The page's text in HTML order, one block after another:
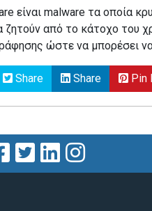
είναι malware τα οποία
ζητούν από το κάτοχο του
ώστε να μπορέσει
Share Share Pin